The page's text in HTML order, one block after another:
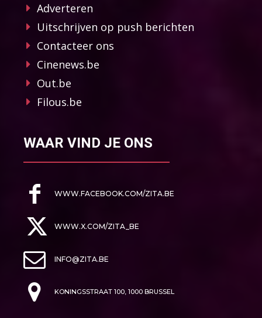
Adverteren
Uitschrijven op push berichten
Contacteer ons
Cinenews.be
Out.be
Filous.be
WAAR VIND JE ONS
WWW.FACEBOOK.COM/ZITA.BE
WWW.X.COM/ZITA_BE
INFO@ZITA.BE
KONINGSSTRAAT 100, 1000 BRUSSEL